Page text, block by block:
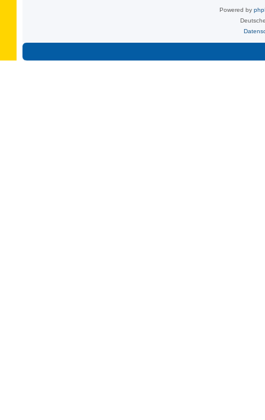
Powered by